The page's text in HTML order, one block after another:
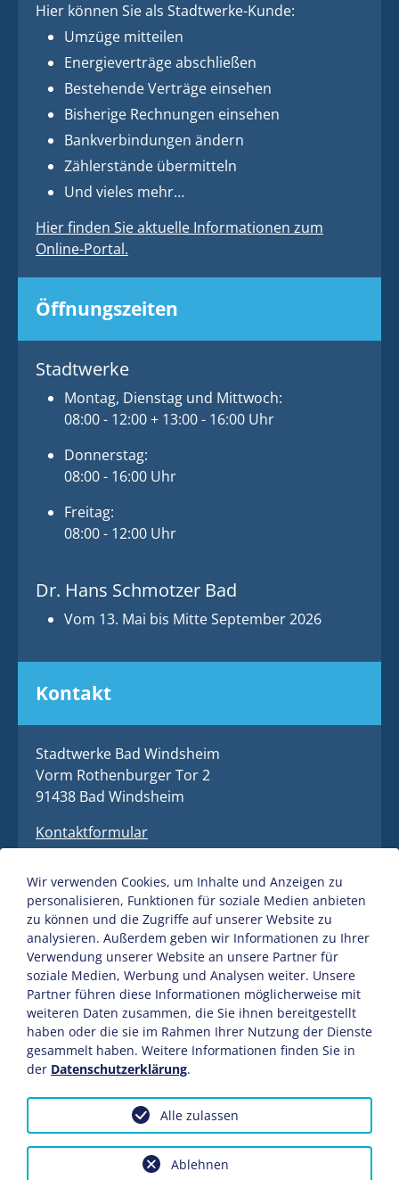
Hier können Sie als Stadtwerke-Kunde:
Umzüge mitteilen
Energieverträge abschließen
Bestehende Verträge einsehen
Bisherige Rechnungen einsehen
Bankverbindungen ändern
Zählerstände übermitteln
Und vieles mehr…
Hier finden Sie aktuelle Informationen zum
Online-Portal.
Öffnungszeiten
Stadtwerke
Montag, Dienstag und Mittwoch:
08:00 - 12:00 + 13:00 - 16:00 Uhr
Donnerstag:
08:00 - 16:00 Uhr
Freitag:
08:00 - 12:00 Uhr
Dr. Hans Schmotzer Bad
Vom 13. Mai bis Mitte September 2026
Kontakt
Stadtwerke Bad Windsheim
Vorm Rothenburger Tor 2
91438 Bad Windsheim
Kontaktformular
09841 / 40 4 - 77
Bereitschaftsdienst
09841 / 65 14 65
info@sw-bw.de
WIDERRUFSBELEHRUNG
DATENSCHUTZERKLÄRUNG
IMPRESSUM
SITEMAP
KUNDENCENTER INFORMATIONEN
Wir verwenden Cookies, um Inhalte und Anzeigen zu
personalisieren, Funktionen für soziale Medien anbieten
zu können und die Zugriffe auf unserer Website zu
analysieren. Außerdem geben wir Informationen zu Ihrer
Verwendung unserer Website an unsere Partner für
soziale Medien, Werbung und Analysen weiter. Unsere
Partner führen diese Informationen möglicherweise mit
weiteren Daten zusammen, die Sie ihnen bereitgestellt
haben oder die sie im Rahmen Ihrer Nutzung der Dienste
gesammelt haben. Weitere Informationen finden Sie in
der Datenschutzerklärung.
Ablehnen
Alle zulassen